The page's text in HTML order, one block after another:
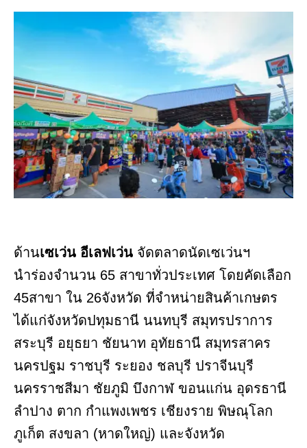
ด้านเซเว่น อีเลฟเว่น จัดตลาดนัดเซเว่นฯ
นำร่องจำนวน 65 สาขาทั่วประเทศ โดยคัดเลือก
45สาขา ใน 26จังหวัด ที่จำหน่ายสินค้าเกษตร
ได้แก่จังหวัดปทุมธานี นนทบุรี สมุทรปราการ
สระบุรี อยุธยา ชัยนาท อุทัยธานี สมุทรสาคร
นครปฐม ราชบุรี ระยอง ชลบุรี ปราจีนบุรี
นครราชสีมา ชัยภูมิ บึงกาฬ ขอนแก่น อุดรธานี
ลำปาง ตาก กำแพงเพชร เชียงราย พิษณุโลก
ภูเก็ต สงขลา (หาดใหญ่) และจังหวัด